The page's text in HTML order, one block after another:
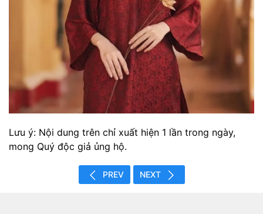
Lưu ý: Nội dung trên chỉ xuất hiện 1 lần trong ngày,
mong Quý độc giả ủng hộ.
PREV NEXT